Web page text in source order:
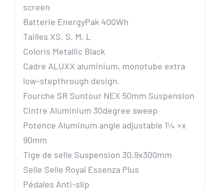
screen
Batterie EnergyPak 400Wh
Tailles XS, S, M, L
Coloris Metallic Black
Cadre ALUXX aluminium, monotube extra
low-stepthrough design.
Fourche SR Suntour NEX 50mm Suspension
Cintre Aluminium 30degree sweep
Potence Aluminum angle adjustable 1¼ »x
90mm
Tige de selle Suspension 30,9x300mm
Selle Selle Royal Essenza Plus
Pédales Anti-slip